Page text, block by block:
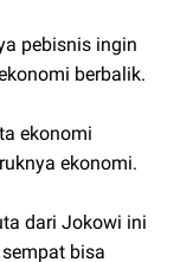
pebisnis ingin
berbalik.
ekonomi
ekonomi.
dari Jokowi ini
bisa